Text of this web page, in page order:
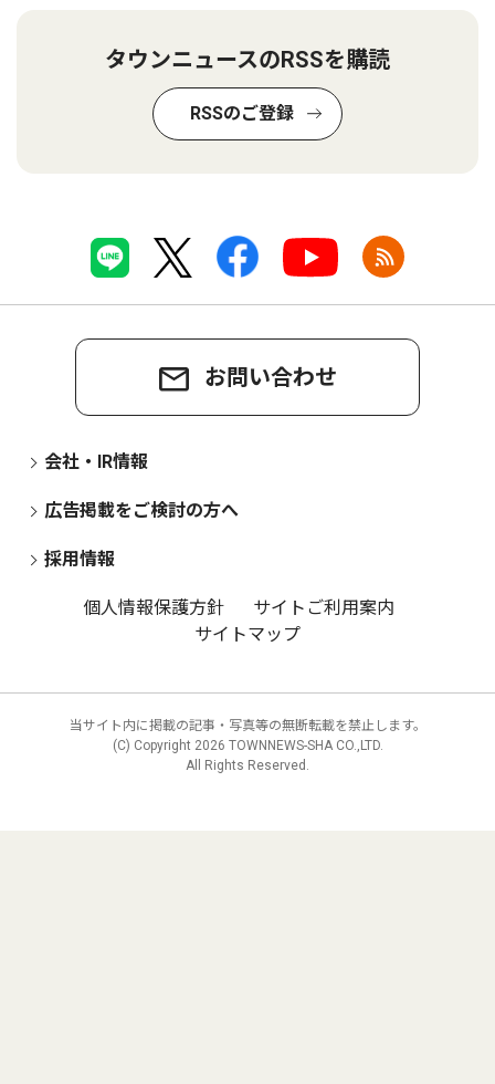
タウンニュースのRSSを購読
RSSのご登録
お問い合わせ
会社・IR情報
広告掲載をご検討の方へ
採用情報
個人情報保護方針
サイトご利用案内
サイトマップ
当サイト内に掲載の記事・写真等の無断転載を禁止します。
(C) Copyright 2026 TOWNNEWS-SHA CO.,LTD.
All Rights Reserved.